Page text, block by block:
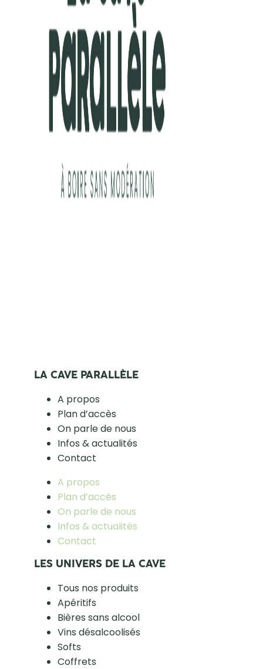
LA CAVE PARALLÈLE
A propos
Plan d’accès
On parle de nous
Infos & actualités
Contact
A propos
Plan d’accès
On parle de nous
Infos & actualités
Contact
LES UNIVERS DE LA CAVE
Tous nos produits
Apéritifs
Bières sans alcool
Vins désalcoolisés
Softs
Coffrets